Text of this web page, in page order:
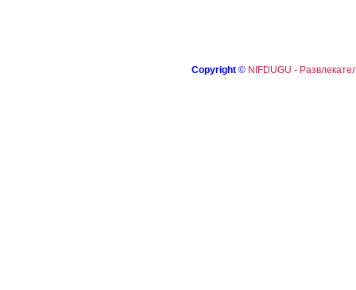
Copyright © NIFDUGU -